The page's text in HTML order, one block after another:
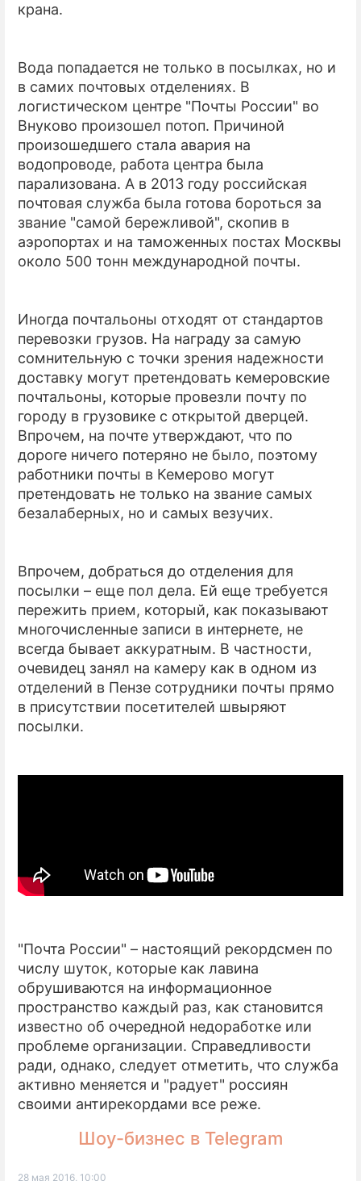
крана.
Вода попадается не только в посылках, но и
в самих почтовых отделениях. В
логистическом центре "Почты России" во
Внуково произошел потоп. Причиной
произошедшего стала авария на
водопроводе, работа центра была
парализована. А в 2013 году российская
почтовая служба была готова бороться за
звание "самой бережливой", скопив в
аэропортах и на таможенных постах Москвы
около 500 тонн международной почты.
Иногда почтальоны отходят от стандартов
перевозки грузов. На награду за самую
сомнительную с точки зрения надежности
доставку могут претендовать кемеровские
почтальоны, которые провезли почту по
городу в грузовике с открытой дверцей.
Впрочем, на почте утверждают, что по
дороге ничего потеряно не было, поэтому
работники почты в Кемерово могут
претендовать не только на звание самых
безалаберных, но и самых везучих.
Впрочем, добраться до отделения для
посылки – еще пол дела. Ей еще требуется
пережить прием, который, как показывают
многочисленные записи в интернете, не
всегда бывает аккуратным. В частности,
очевидец занял на камеру как в одном из
отделений в Пензе сотрудники почты прямо
в присутствии посетителей швыряют
посылки.
"Почта России" – настоящий рекордсмен по
числу шуток, которые как лавина
обрушиваются на информационное
пространство каждый раз, как становится
известно об очередной недоработке или
проблеме организации. Справедливости
ради, однако, следует отметить, что служба
активно меняется и "радует" россиян
своими антирекордами все реже.
Шоу-бизнес в Telegram
28 мая 2016, 10:00